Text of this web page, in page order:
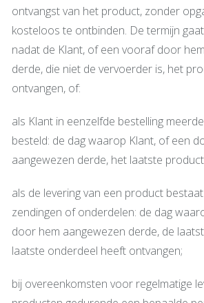
ontvangst van het product, zonder
kosteloos te ontbinden. De termijn
nadat de Klant, of een vooraf door
derde, die niet de vervoerder is, het
ontvangen, of:
als Klant in eenzelfde bestelling
besteld: de dag waarop Klant, of een
aangewezen derde, het laatste
als de levering van een product
zendingen of onderdelen: de dag
door hem aangewezen derde, de
laatste onderdeel heeft ontvangen;
bij overeenkomsten voor regelmatige